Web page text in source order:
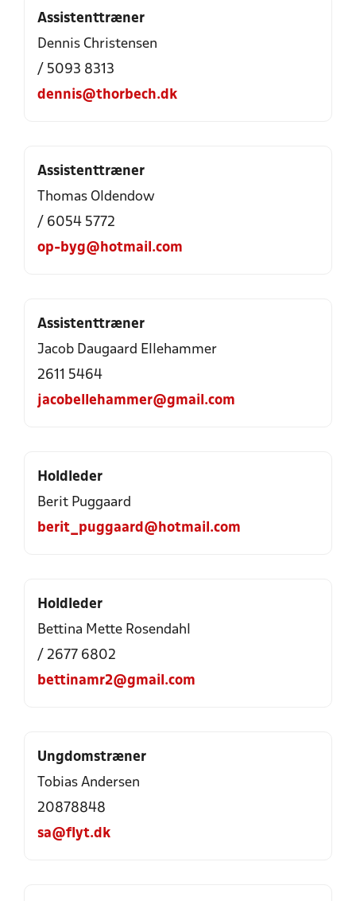
Assistenttræner
Dennis Christensen
/ 5093 8313
dennis@thorbech.dk
Assistenttræner
Thomas Oldendow
/ 6054 5772
op-byg@hotmail.com
Assistenttræner
Jacob Daugaard Ellehammer
2611 5464
jacobellehammer@gmail.com
Holdleder
Berit Puggaard
berit_puggaard@hotmail.com
Holdleder
Bettina Mette Rosendahl
/ 2677 6802
bettinamr2@gmail.com
Ungdomstræner
Tobias Andersen
20878848
sa@flyt.dk